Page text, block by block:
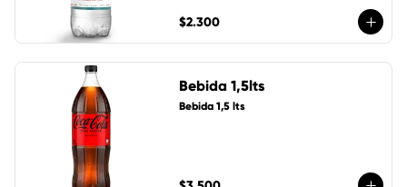
$2.300
Bebida 1,5lts
Bebida 1,5 lts